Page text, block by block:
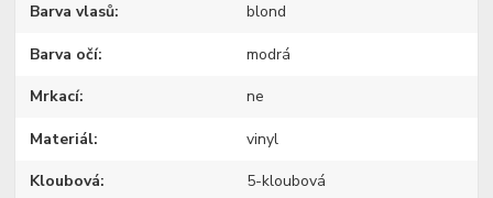
Barva vlasů blond
Barva očí modrá
Mrkací ne
Materiál vinyl
Kloubová 5-kloubová